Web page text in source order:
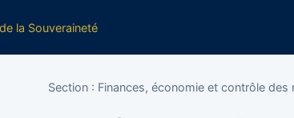
la Souveraineté
Section : Finances, économie et contrôle des